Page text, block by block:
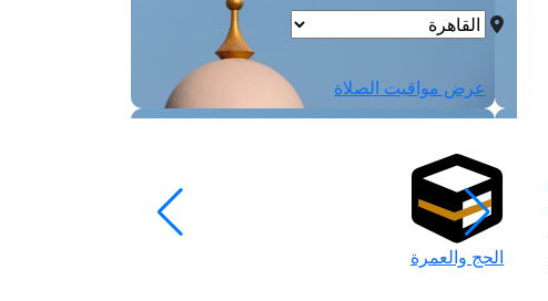
عرض مواقيت الصلاة
الحج والعمرة